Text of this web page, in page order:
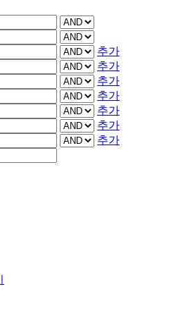
추가
추가
추가
추가
추가
추가
추가